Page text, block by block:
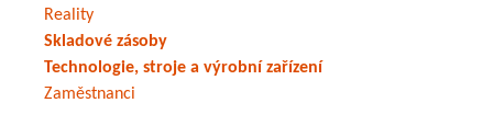
Reality
Skladové zásoby
Technologie, stroje a výrobní zařízení
Zaměstnanci